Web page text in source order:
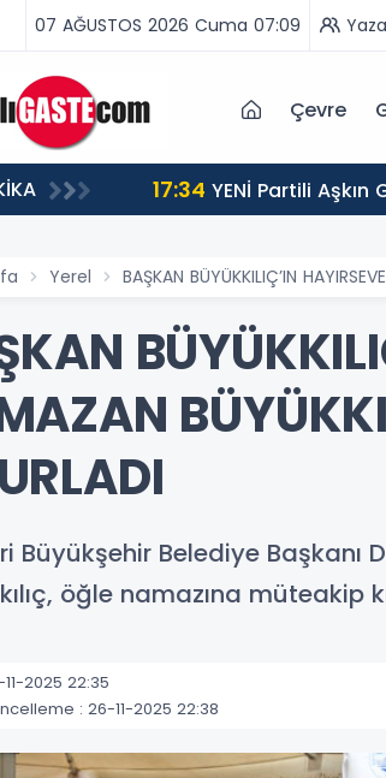
07 AĞUSTOS 2026 Cuma 07:09
Çevre
17:34 YENİ Partili Aşkın Genç: Türkiye’de emekçi Almanya’dan yüzde 25 fazla çalışıyor, asgari ücret ayın 18
gününe yetiyor
Yerel BAŞKAN BÜYÜKKILIÇ’IN
Büyükşehir Belediye Başkanı
öğle namazına müteakip
2025 22:35
: 26-11-2025 22:38